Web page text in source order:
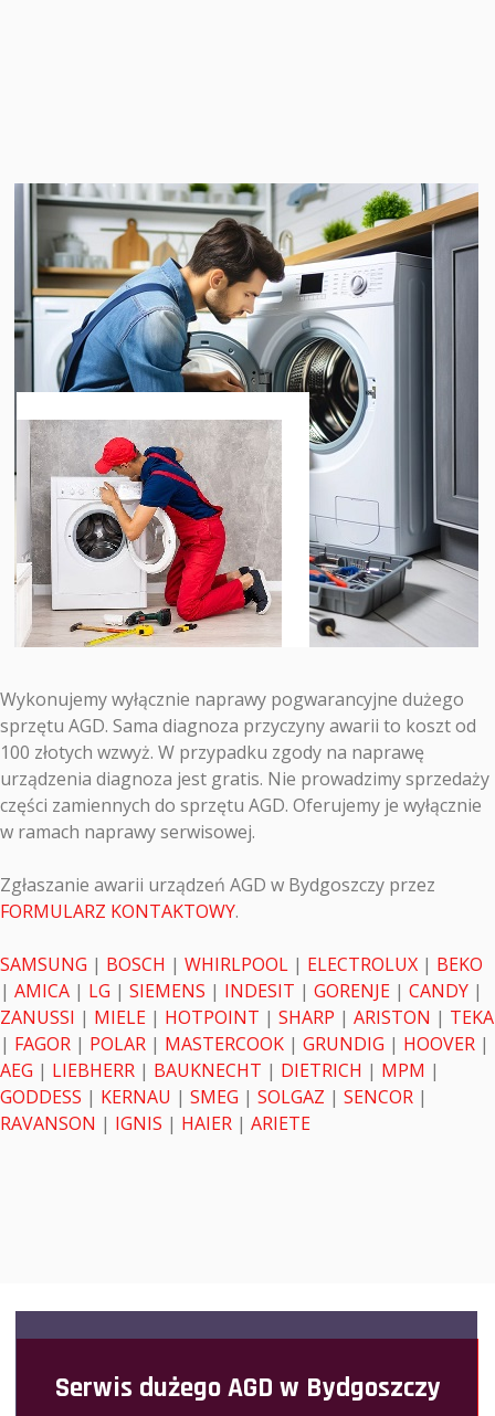
Wykonujemy wyłącznie naprawy pogwarancyjne dużego
sprzętu AGD. Sama diagnoza przyczyny awarii to koszt od
100 złotych wzwyż. W przypadku zgody na naprawę
urządzenia diagnoza jest gratis. Nie prowadzimy sprzedaży
części zamiennych do sprzętu AGD. Oferujemy je wyłącznie
w ramach naprawy serwisowej.
Zgłaszanie awarii urządzeń AGD w Bydgoszczy przez
FORMULARZ KONTAKTOWY.
SAMSUNG | BOSCH | WHIRLPOOL | ELECTROLUX | BEKO
| AMICA | LG | SIEMENS | INDESIT | GORENJE | CANDY |
ZANUSSI | MIELE | HOTPOINT | SHARP | ARISTON | TEKA
| FAGOR | POLAR | MASTERCOOK | GRUNDIG | HOOVER |
AEG | LIEBHERR | BAUKNECHT | DIETRICH | MPM |
GODDESS | KERNAU | SMEG | SOLGAZ | SENCOR |
RAVANSON | IGNIS | HAIER | ARIETE
Serwis dużego AGD w Bydgoszczy